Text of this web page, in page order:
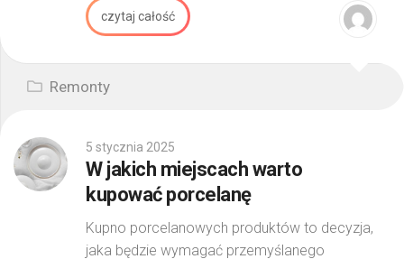
czytaj całość
Remonty
5 stycznia 2025
W jakich miejscach warto
kupować porcelanę
Kupno porcelanowych produktów to decyzja,
jaka będzie wymagać przemyślanego